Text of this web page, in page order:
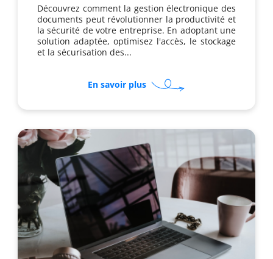
Découvrez comment la gestion électronique des
documents peut révolutionner la productivité et
la sécurité de votre entreprise. En adoptant une
solution adaptée, optimisez l'accès, le stockage
et la sécurisation des...
En savoir plussur
Comment
gestion
des
documents
scannés
?